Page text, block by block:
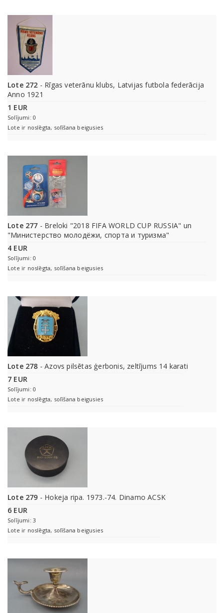
Lote 272 - Rīgas veterānu klubs, Latvijas futbola federācija
Anno 1921
1 EUR
Solījumi: 0
Lote ir noslēgta, solīšana beigusies
Lote 277 - Breloki "2018 FIFA WORLD CUP RUSSIA" un
"Министерство молодёжи, спорта и туризма"
4 EUR
Solījumi: 0
Lote ir noslēgta, solīšana beigusies
Lote 278 - Azovs pilsētas ģerbonis, zeltījums 14 karati
7 EUR
Solījumi: 0
Lote ir noslēgta, solīšana beigusies
Lote 279 - Hokeja ripa. 1973.-74. Dinamo ACSK
6 EUR
Solījumi: 3
Lote ir noslēgta, solīšana beigusies